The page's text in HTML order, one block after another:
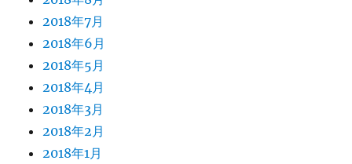
2018年7月
2018年6月
2018年5月
2018年4月
2018年3月
2018年2月
2018年1月